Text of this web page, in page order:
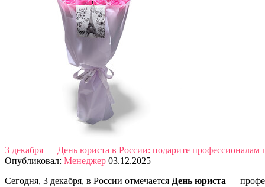
3 декабря — День юриста в России: подарите профессионалам
Опубликовал: Менеджер 03.12.2025
Сегодня, 3 декабря, в России отмечается День юриста —